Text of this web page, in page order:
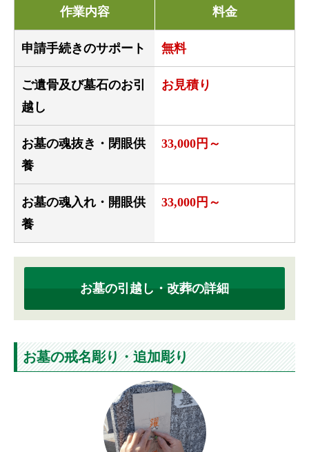
作業内容 料金
申請手続きのサポート 無料
ご遺骨及び墓石のお引
越し
お見積り
お墓の魂抜き・閉眼供
養
33,000円～
お墓の魂入れ・開眼供
養
33,000円～
お墓の引越し・改葬の詳細
お墓の戒名彫り・追加彫り